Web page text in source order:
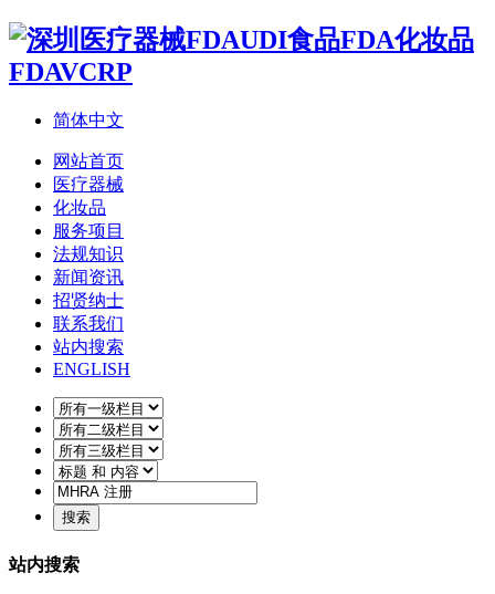
简体中文
网站首页
医疗器械
化妆品
服务项目
法规知识
新闻资讯
招贤纳士
联系我们
站内搜索
ENGLISH
站内搜索